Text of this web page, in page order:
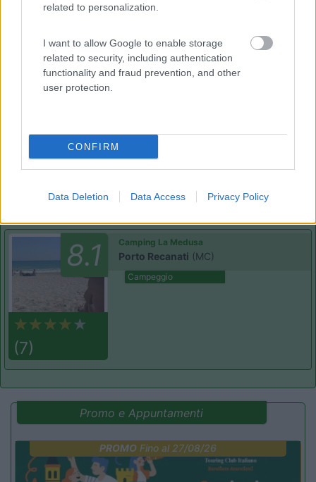
related to personalization.
I want to allow Google to enable storage
related to security, including authentication
functionality and fraud prevention, and other
user protection.
CONFIRM
Data Deletion Data Access Privacy Policy
7.7
8.1
(7)
Camping La Medusa
Porto Recanati (MC)
Campeggio
Promo e Appuntamenti
PROMOFino al 27/08/26